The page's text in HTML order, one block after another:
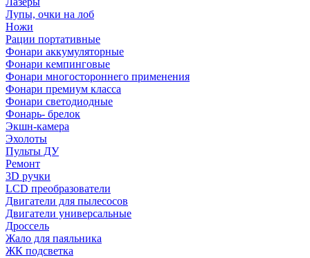
Лупы, очки на лоб
Ножи
Рации портативные
Фонари аккумуляторные
Фонари кемпинговые
Фонари многостороннего применения
Фонари премиум класса
Фонари светодиодные
Фонарь- брелок
Экшн-камера
Эхолоты
Пульты ДУ
Ремонт
3D ручки
LCD преобразователи
Двигатели для пылесосов
Двигатели универсальные
Дроссель
Жало для паяльника
ЖК подсветка